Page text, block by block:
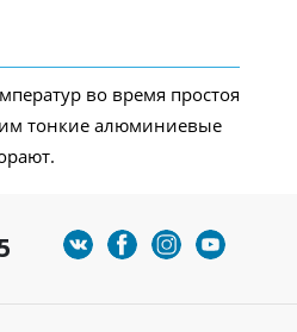
во время простоя
тонкие алюминиевые